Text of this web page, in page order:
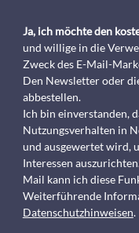
Ja, ich möchte den
und willige in die
Zweck des E-Mail-
Den Newsletter oder
abbestellen.
Ich bin einverstanden,
Nutzungsverhalten in
und ausgewertet wird,
Interessen
Mail kann ich diese
Weiterführende
Datenschutzhinweisen.